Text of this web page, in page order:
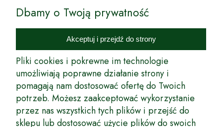
Internetowy Sklep Ogrodniczy Podkarpackie Sady to inicjatywa
podkarpackich szkółkarzy, której zamierzeniem jest wprowadzenie na
rynek wysokiej jakości drzewek owocowych, drzewek ozdobnych oraz
innych produktów pozwalających na uprawianie zarówno małych, jak
i dużych sadów oraz ogrodów.
Wspólnie stworzyliśmy dla Państwa kompleksową ofertę - wspaniałe
produkty, dary ziemi ze szkółek drzewek ozdobnych i owocowych,
których tradycje sięgają roku 1953. Drzewka produkowane są
z najwyższą starannością przez trzecie pokolenie plantatorów.
Dbamy o Twoją prywatność
Akceptuj i przejdź do strony
Pliki cookies i pokrewne im technologie
umożliwiają poprawne działanie strony i
pomagają nam dostosować ofertę do Twoich
potrzeb. Możesz zaakceptować wykorzystanie
przez nas wszystkich tych plików i przejść do
sklepu lub dostosować użycie plików do swoich